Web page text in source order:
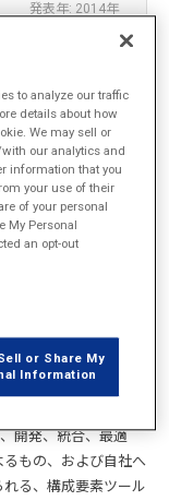
発表年: 2014年
最も当たり前のどこ
このようなシステム
ネスの両立に大きな
ドライブの要点とし
開発、統合、最適
もの、および自社へ
る、構成要素ツール
to analyze our traffic
details about how
We may sell or
our analytics and
information that you
your use of their
of your personal
My Personal
an opt-out
or Share My
Information